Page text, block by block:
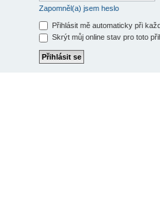
Zapomněl(a) jsem heslo
Přihlásit mě automaticky při
Skrýt můj online stav pro toto